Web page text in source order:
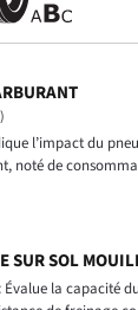
l’impact du
noté de
SUR SOL
Évalue la capacité